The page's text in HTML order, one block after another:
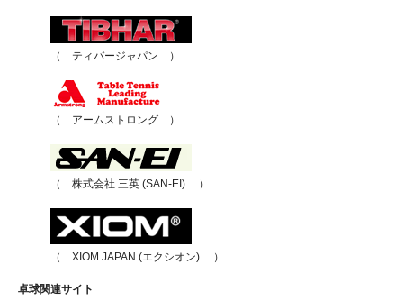
（ ティバージャパン ）
（ アームストロング ）
（ 株式会社 三英 (SAN-EI) ）
（ XIOM JAPAN (エクシオン) ）
卓球関連サイト